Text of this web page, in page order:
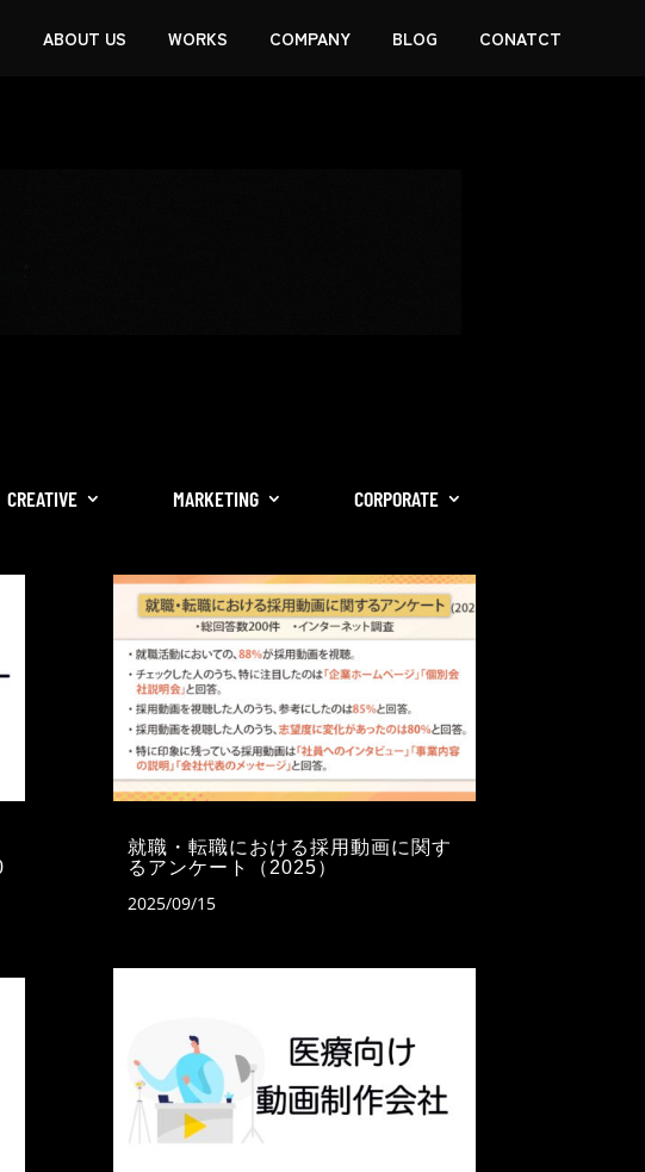
ABOUT US WORKS COMPANY BLOG CONATCT
CREATIVE MARKETING CORPORATE
就職・転職における採用動画に関す
るアンケート（2025）
2025/09/15